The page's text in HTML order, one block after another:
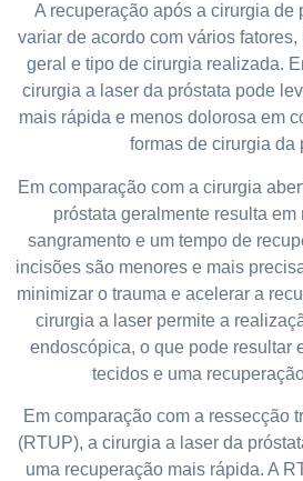
A recuperação após a cirurgia de
variar de acordo com vários
geral e tipo de cirurgia realizada.
cirurgia a laser da próstata pode
mais rápida e menos dolorosa em
formas de cirurgia da
Em comparação com a cirurgia
próstata geralmente resulta em
sangramento e um tempo de
incisões são menores e mais
minimizar o trauma e acelerar a
cirurgia a laser permite a
endoscópica, o que pode resultar
tecidos e uma
Em comparação com a ressecção
(RTUP), a cirurgia a laser da
uma recuperação mais rápida. A